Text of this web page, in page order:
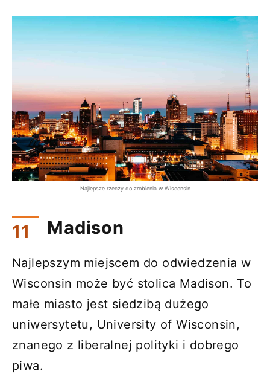
Najlepsze rzeczy do zrobienia w Wisconsin
Madison
Najlepszym miejscem do odwiedzenia w
Wisconsin może być stolica Madison. To
małe miasto jest siedzibą dużego
uniwersytetu, University of Wisconsin,
znanego z liberalnej polityki i dobrego
piwa.